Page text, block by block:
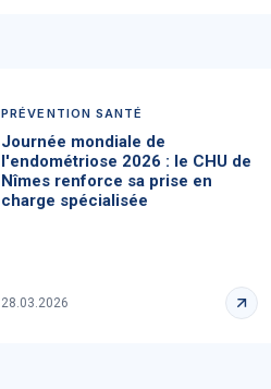
PRÉVENTION SANTÉ
Journée mondiale de
l'endométriose 2026 : le CHU de
Nîmes renforce sa prise en
charge spécialisée
28.03.2026